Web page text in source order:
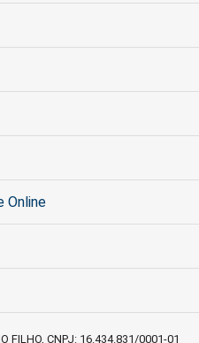
Online
FILHO, CNPJ: 16.434.831/0001-01